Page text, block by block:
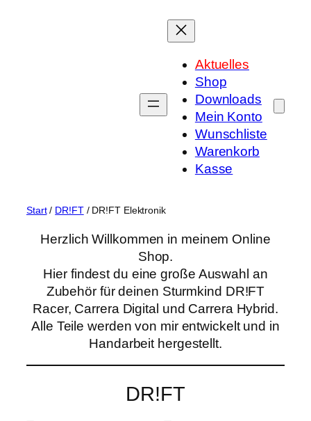
Aktuelles
Shop
Downloads
Mein Konto
Wunschliste
Warenkorb
Kasse
Start/ DR!FT/ DR!FT Elektronik
Herzlich Willkommen in meinem Online
Shop.
Hier findest du eine große Auswahl an
Zubehör für deinen Sturmkind DR!FT
Racer, Carrera Digital und Carrera Hybrid.
Alle Teile werden von mir entwickelt und in
Handarbeit hergestellt.
DR!FT